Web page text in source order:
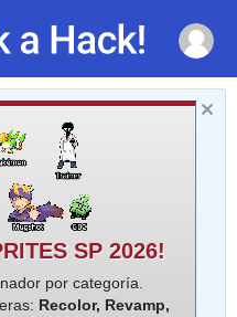
SP 2026!
por categoría.
Recolor, Revamp,